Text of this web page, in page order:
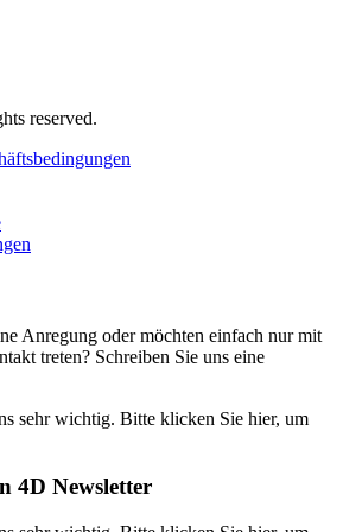
reserved.
Anregung oder möchten einfach nur mit
treten? Schreiben Sie uns eine
sehr wichtig. Bitte klicken Sie hier, um
4D Newsletter